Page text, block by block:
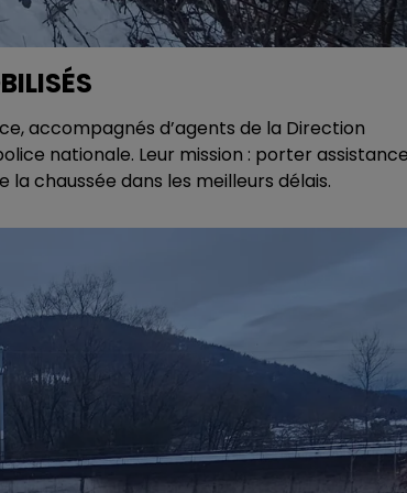
accompagnés d’agents de la Direction
nationale. Leur mission : porter
chaussée dans les meilleurs délais.